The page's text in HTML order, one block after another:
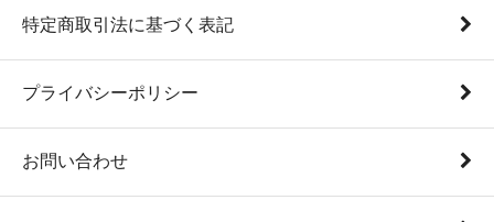
特定商取引法に基づく表記
プライバシーポリシー
お問い合わせ